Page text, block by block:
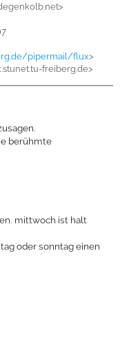
pipermail/flux>
freiberg.de>
berühmte
mittwoch ist halt
oder sonntag einen